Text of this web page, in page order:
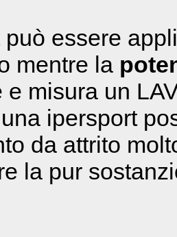
può essere
mentre la
e misura un
ipersport
da attrito
la pur